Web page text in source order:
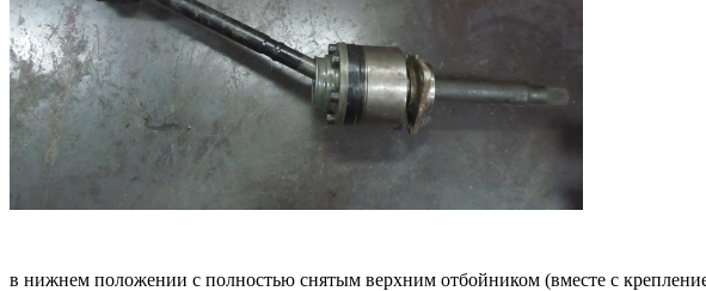
в нижнем положении с полностью снятым верхним отбойником (вместе с